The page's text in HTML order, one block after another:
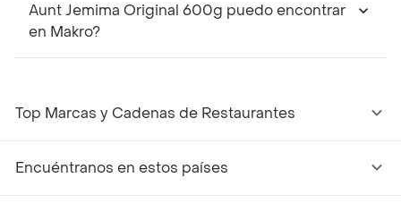
Aunt Jemima Original 600g puedo encontrar
en Makro?
Top Marcas y Cadenas de Restaurantes
Encuéntranos en estos países